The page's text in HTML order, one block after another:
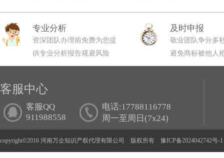
专业分析
资深团队办理前免费为您提
供专业分析报告规避风险
及时申报
敬业团队争分多
避免商标被他人
客服中心
客服QQ
911988558
电话:17788116778
周一至周日(7x24)
copyright©2016 河南万企知识产权代理有限公司 版权所有 豫ICP备2024042742号-1